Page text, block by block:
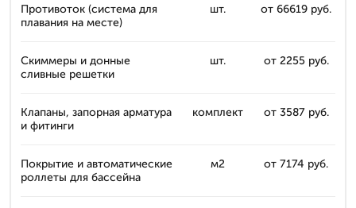
Противоток (система для
плавания на месте)
шт. от 66619 руб.
Скиммеры и донные
сливные решетки
шт. от 2255 руб.
Клапаны, запорная арматура
и фитинги
комплект от 3587 руб.
Покрытие и автоматические
роллеты для бассейна
м2 от 7174 руб.